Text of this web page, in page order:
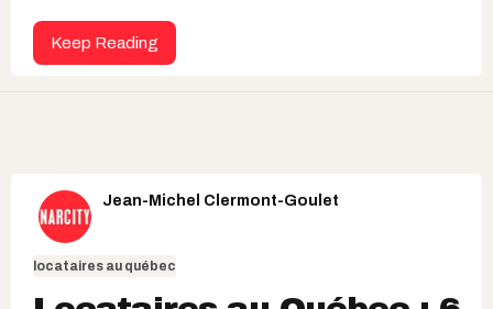
Keep Reading
Jean-Michel Clermont-Goulet
locataires au québec